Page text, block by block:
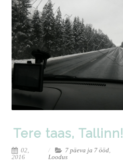
Tere taas, Tallinn!
02,
2016
7 päeva ja 7 ööd,
Loodus